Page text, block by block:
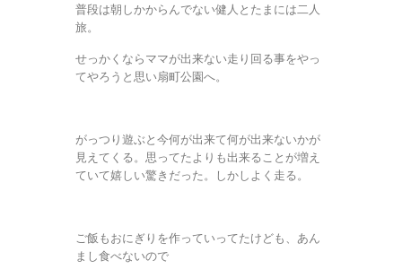
普段は朝しかからんでない健人とたまには二人
旅。
せっかくならママが出来ない走り回る事をやっ
てやろうと思い扇町公園へ。
がっつり遊ぶと今何が出来て何が出来ないかが
見えてくる。思ってたよりも出来ることが増え
ていて嬉しい驚きだった。しかしよく走る。
ご飯もおにぎりを作っていってたけども、あん
まし食べないので